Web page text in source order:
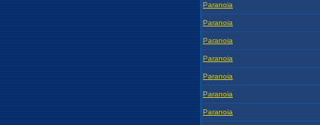
Paranoia
Paranoia
Paranoia
Paranoia
Paranoia
Paranoia
Paranoia